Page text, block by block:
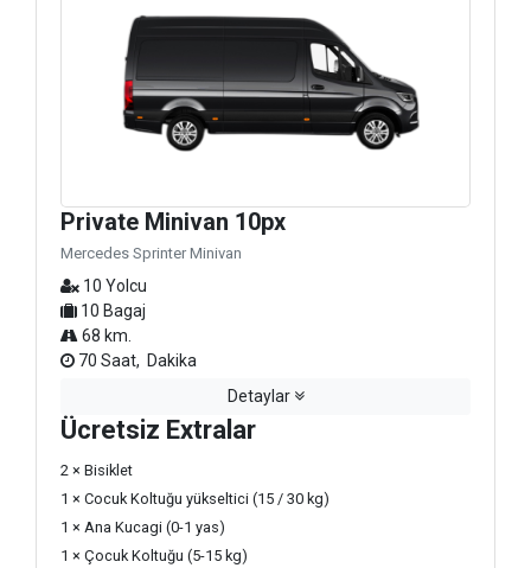
Private Minivan 10px
Mercedes Sprinter Minivan
10 Yolcu
10 Bagaj
68 km.
70 Saat, Dakika
Detaylar
Ücretsiz Extralar
2 × Bisiklet
1 × Cocuk Koltuğu yükseltici (15 / 30 kg)
1 × Ana Kucagi (0-1 yas)
1 × Çocuk Koltuğu (5-15 kg)